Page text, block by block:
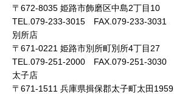
〒672-8035 姫路市飾磨区中島2丁目10
TEL.079-233-3015 FAX.079-233-3031
別所店
〒671-0221 姫路市別所町別所4丁目27
TEL.079-251-2000 FAX.079-251-3030
太子店
〒671-1511 兵庫県揖保郡太子町太田1959